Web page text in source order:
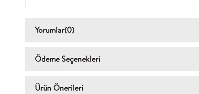
Yorumlar(0)
Ödeme Seçenekleri
Ürün Önerileri